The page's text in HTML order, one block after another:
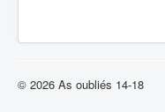
© 2026 As oubliés 14-18